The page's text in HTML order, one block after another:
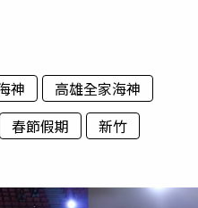
神
高雄全家海神
春節假期
新竹